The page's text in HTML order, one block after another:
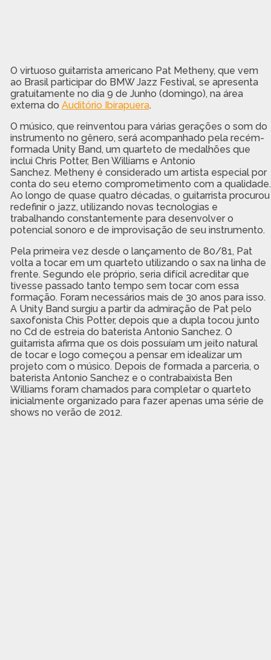
O virtuoso guitarrista americano Pat Metheny, que vem
ao Brasil participar do BMW Jazz Festival, se apresenta
gratuitamente no dia 9 de Junho (domingo), na área
externa do Auditório Ibirapuera.
O músico, que reinventou para várias gerações o som do
instrumento no gênero, será acompanhado pela recém-
formada Unity Band, um quarteto de medalhões que
inclui Chris Potter, Ben Williams e Antonio
Sanchez. Metheny é considerado um artista especial por
conta do seu eterno comprometimento com a qualidade.
Ao longo de quase quatro décadas, o guitarrista procurou
redefinir o jazz, utilizando novas tecnologias e
trabalhando constantemente para desenvolver o
potencial sonoro e de improvisação de seu instrumento.
Pela primeira vez desde o lançamento de 80/81, Pat
volta a tocar em um quarteto utilizando o sax na linha de
frente. Segundo ele próprio, seria difícil acreditar que
tivesse passado tanto tempo sem tocar com essa
formação. Foram necessários mais de 30 anos para isso.
A Unity Band surgiu a partir da admiração de Pat pelo
saxofonista Chis Potter, depois que a dupla tocou junto
no Cd de estreia do baterista Antonio Sanchez. O
guitarrista afirma que os dois possuíam um jeito natural
de tocar e logo começou a pensar em idealizar um
projeto com o músico. Depois de formada a parceria, o
baterista Antonio Sanchez e o contrabaixista Ben
Williams foram chamados para completar o quarteto
inicialmente organizado para fazer apenas uma série de
shows no verão de 2012.